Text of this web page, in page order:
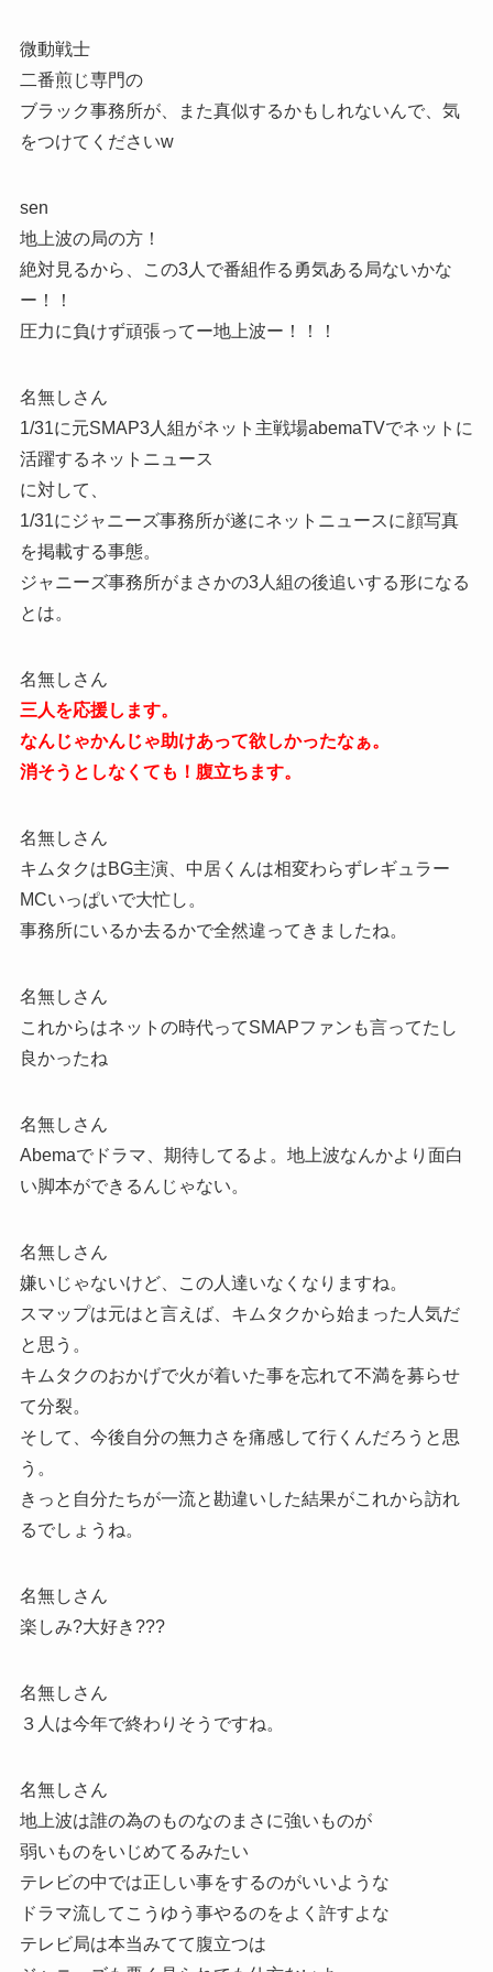
微動戦士
二番煎じ専門の
ブラック事務所が、また真似するかもしれないんで、気
をつけてくださいw
sen
地上波の局の方！
絶対見るから、この3人で番組作る勇気ある局ないかな
ー！！
圧力に負けず頑張ってー地上波ー！！！
名無しさん
1/31に元SMAP3人組がネット主戦場abemaTVでネットに
活躍するネットニュース
に対して、
1/31にジャニーズ事務所が遂にネットニュースに顔写真
を掲載する事態。
ジャニーズ事務所がまさかの3人組の後追いする形になる
とは。
名無しさん
三人を応援します。
なんじゃかんじゃ助けあって欲しかったなぁ。
消そうとしなくても！腹立ちます。
名無しさん
キムタクはBG主演、中居くんは相変わらずレギュラー
MCいっぱいで大忙し。
事務所にいるか去るかで全然違ってきましたね。
名無しさん
これからはネットの時代ってSMAPファンも言ってたし
良かったね
名無しさん
Abemaでドラマ、期待してるよ。地上波なんかより面白
い脚本ができるんじゃない。
名無しさん
嫌いじゃないけど、この人達いなくなりますね。
スマップは元はと言えば、キムタクから始まった人気だ
と思う。
キムタクのおかげで火が着いた事を忘れて不満を募らせ
て分裂。
そして、今後自分の無力さを痛感して行くんだろうと思
う。
きっと自分たちが一流と勘違いした結果がこれから訪れ
るでしょうね。
名無しさん
楽しみ?大好き???
名無しさん
３人は今年で終わりそうですね。
名無しさん
地上波は誰の為のものなのまさに強いものが
弱いものをいじめてるみたい
テレビの中では正しい事をするのがいいような
ドラマ流してこうゆう事やるのをよく許すよな
テレビ局は本当みてて腹立つは